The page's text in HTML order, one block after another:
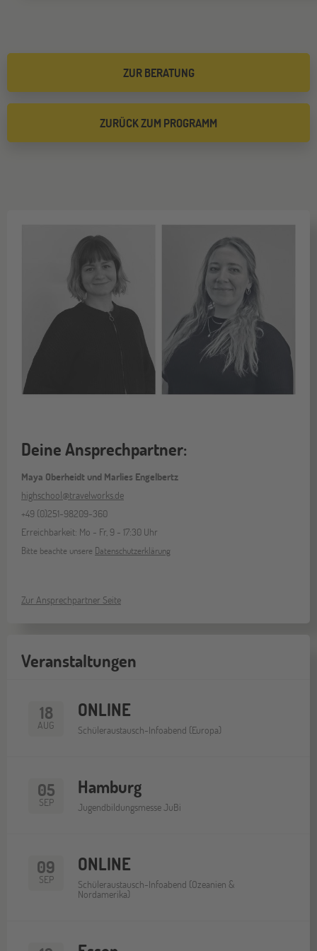
ZUR BERATUNG
ZURÜCK ZUM PROGRAMM
Deine Ansprechpartner:
Maya Oberheidt und Marlies Engelbertz
highschool@travelworks.de
+49 (0)251-98209-360
Erreichbarkeit: Mo - Fr, 9 - 17:30 Uhr
Bitte beachte unsere Datenschutzerklärung
Zur Ansprechpartner Seite
Veranstaltungen
18
AUG
ONLINE
Schüleraustausch-Infoabend (Europa)
05
SEP
Hamburg
Jugendbildungsmesse JuBi
09
SEP
ONLINE
Schüleraustausch-Infoabend (Ozeanien &
Nordamerika)